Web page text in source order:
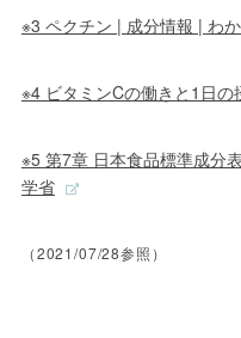
※3 ペクチン | 成分情報 | わ
※4 ビタミンCの働きと1日の
※5 第7章 日本食品標準成分
学省
（2021/07/28参照）